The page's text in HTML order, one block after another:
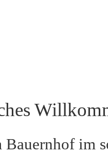
Bauernhof im